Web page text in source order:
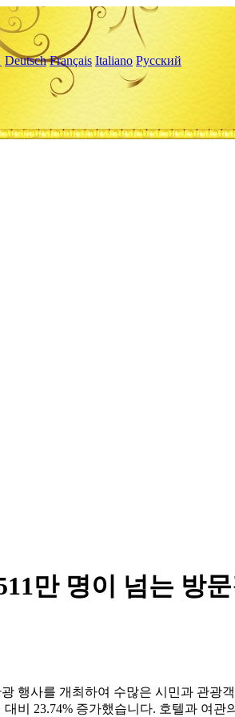
Deutsch Français Italiano Русский
만 명이 넘는 방
행사를 개최하여 수많은 시민과 관광
비 23.74% 증가했습니다. 호텔과 여